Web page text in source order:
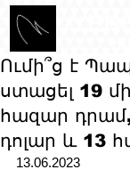
Ումի՞ց է
ստացել 19
հազար
դոլար և 13
13.06.2023